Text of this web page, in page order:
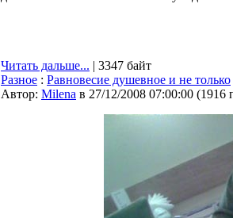
Читать дальше... | 3347 байт
Разное : Равновесие душевное и не только
Автор: Milena в 27/12/2008 07:00:00 (1916